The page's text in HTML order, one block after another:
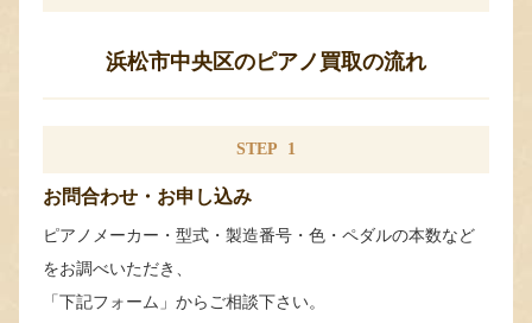
浜松市中央区のピアノ買取の流れ
STEP 1
お問合わせ・お申し込み
ピアノメーカー・型式・製造番号・色・ペダルの本数など
をお調べいただき、
「下記フォーム」からご相談下さい。